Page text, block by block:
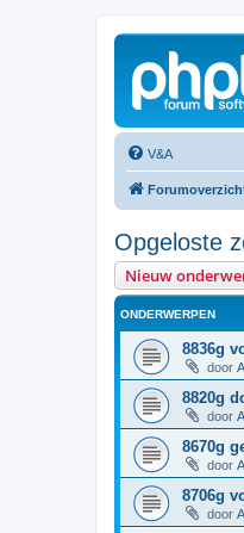
V&A
Opgeloste
Nieuw
ONDERWERPEN
8836g
door
8820g
door
8670g
door
8706g
door